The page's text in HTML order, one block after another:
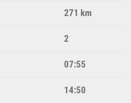
271 km
2
07:55
14:50